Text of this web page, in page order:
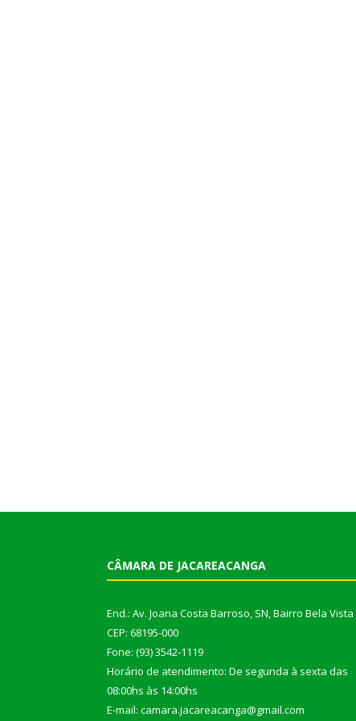
CÂMARA DE JACAREACANGA
End.: Av. Joana Costa Barroso, SN, Bairro Bela Vista
CEP: 68195-000
Fone: (93) 3542-1119
Horário de atendimento: De segunda à sexta das
08:00hs às 14:00hs
E-mail: camara.jacareacanga@gmail.com